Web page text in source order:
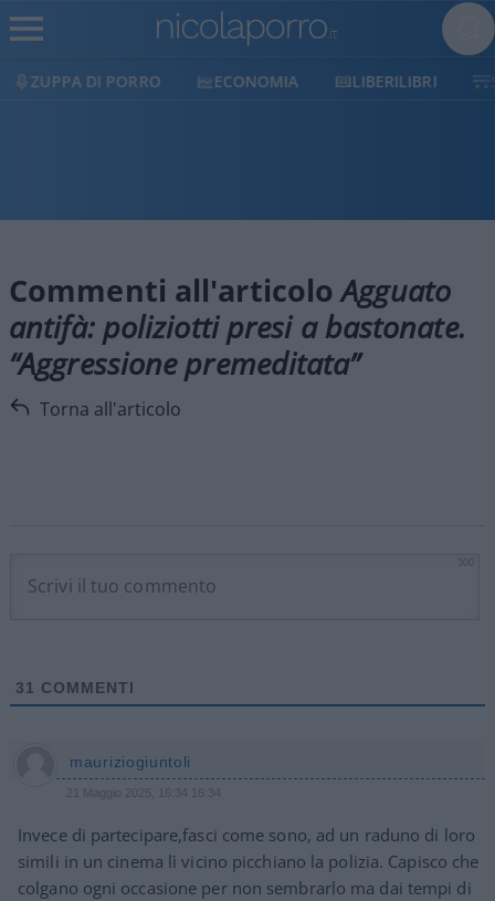
ZUPPA DI PORRO ECONOMIA LIBERILIBRI
Commenti all'articoloAgguato
antifà: poliziotti presi a bastonate.
“Aggressione premeditata”
Torna all'articolo
31 COMMENTI
mauriziogiuntoli
21 Maggio 2025, 16:34 16:34
Invece di partecipare,fasci come sono, ad un raduno di loro
simili in un cinema lì vicino picchiano la polizia. Capisco che
colgano ogni occasione per non sembrarlo ma dai tempi di